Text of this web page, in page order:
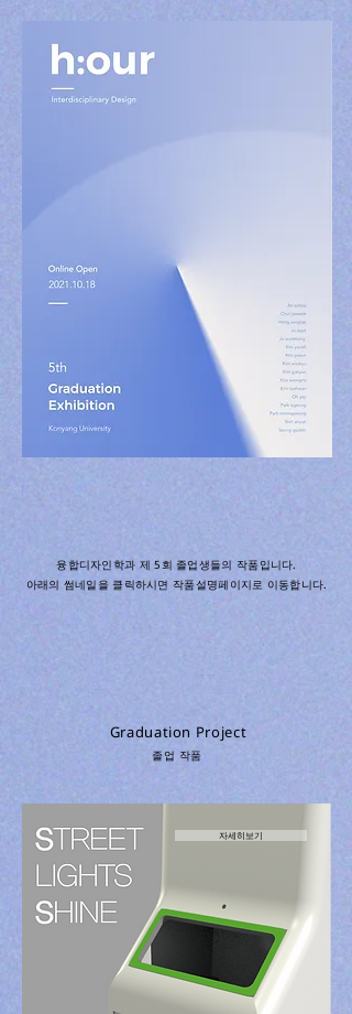
융합디자인학과 제 5회 졸업생들의 작품입니다.
​아래의 썸네일을 클릭하시면 작품설명페이지로 이동합니다.
Graduation Project
졸업 작품
자세히보기